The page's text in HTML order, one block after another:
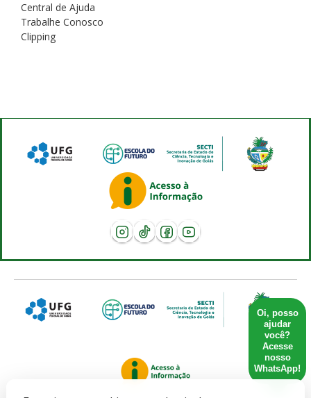
Oi, posso
ajudar
você?
Acesse
nosso
WhatsApp!
Central de Ajuda
Trabalhe Conosco
Clipping